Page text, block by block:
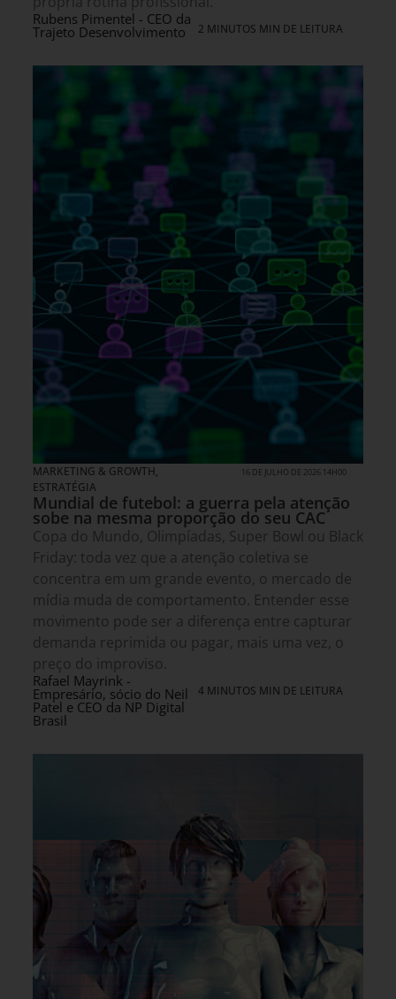
Rubens Pimentel - CEO da
Trajeto Desenvolvimento 2 MINUTOS MIN DE LEITURA
MARKETING & GROWTH,
ESTRATÉGIA
16 DE JULHO DE 2026 14H00
Mundial de futebol: a guerra pela atenção
sobe na mesma proporção do seu CAC
Copa do Mundo, Olimpíadas, Super Bowl ou Black
Friday: toda vez que a atenção coletiva se
concentra em um grande evento, o mercado de
mídia muda de comportamento. Entender esse
movimento pode ser a diferença entre capturar
demanda reprimida ou pagar, mais uma vez, o
preço do improviso.
Rafael Mayrink -
Empresário, sócio do Neil
Patel e CEO da NP Digital
Brasil
4 MINUTOS MIN DE LEITURA